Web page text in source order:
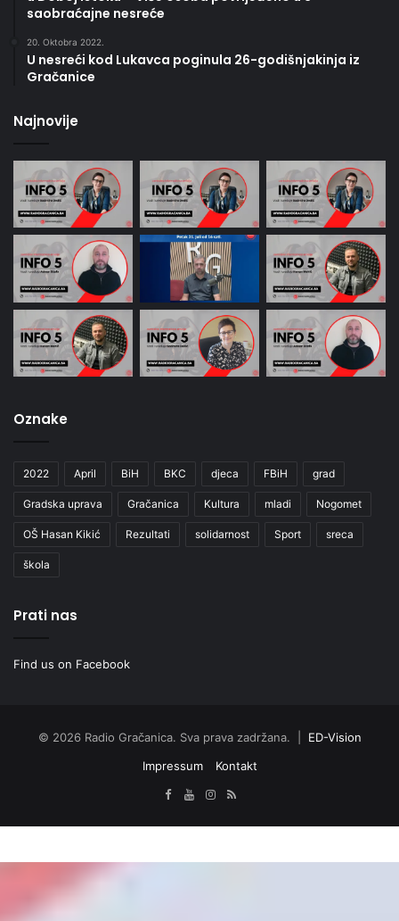
saobraćajne nesreće
20. Oktobra 2022.
U nesreći kod Lukavca poginula 26-godišnjakinja iz
Gračanice
Najnovije
Oznake
2022 April BiH BKC djeca FBiH grad
Gradska uprava Gračanica Kultura mladi Nogomet
OŠ Hasan Kikić Rezultati solidarnost Sport sreca
škola
Prati nas
Find us on Facebook
© 2026 Radio Gračanica. Sva prava zadržana. | ED-Vision
Impressum
Kontakt